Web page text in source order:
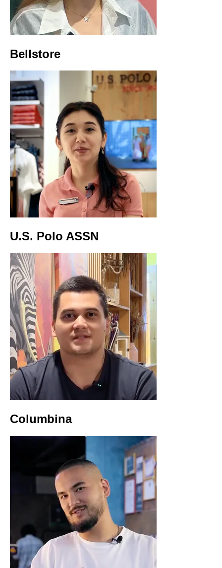
Bellstore
U.S. Polo ASSN
Columbina